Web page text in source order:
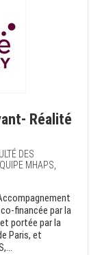
Réalité
DES
MHAPS,
financée par la
et portée par la
Paris, et